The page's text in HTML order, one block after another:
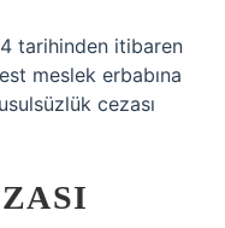
tarihinden itibaren
meslek erbabına
cezası